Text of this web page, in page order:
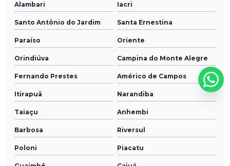
Alambari Iacri
Santo Antônio do Jardim Santa Ernestina
Paraíso Oriente
Orindiúva Campina do Monte Alegre
Fernando Prestes Américo de Campos
Itirapuã Narandiba
Taiaçu Anhembi
Barbosa Riversul
Poloni Piacatu